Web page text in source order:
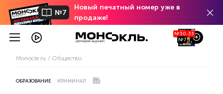
№7
Новый печатный номер уже в
продаже!
№30-33
№7
Monocle.ru Общество
ОБРАЗОВАНИЕ КРИМИНАЛ